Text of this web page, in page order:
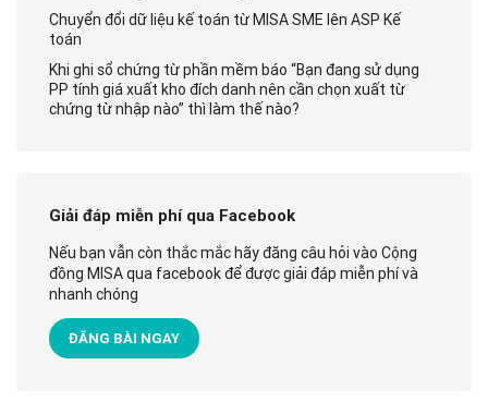
Chuyển đổi dữ liệu kế toán từ MISA SME lên ASP Kế
toán
Khi ghi sổ chứng từ phần mềm báo “Bạn đang sử dụng
PP tính giá xuất kho đích danh nên cần chọn xuất từ
chứng từ nhập nào” thì làm thế nào?
Giải đáp miễn phí qua Facebook
Nếu bạn vẫn còn thắc mắc hãy đăng câu hỏi vào Cộng
đồng MISA qua facebook để được giải đáp miễn phí và
nhanh chóng
ĐĂNG BÀI NGAY